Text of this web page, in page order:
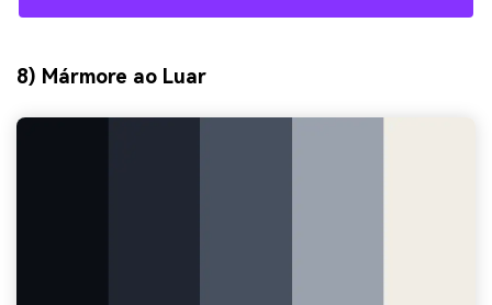
8) Mármore ao Luar